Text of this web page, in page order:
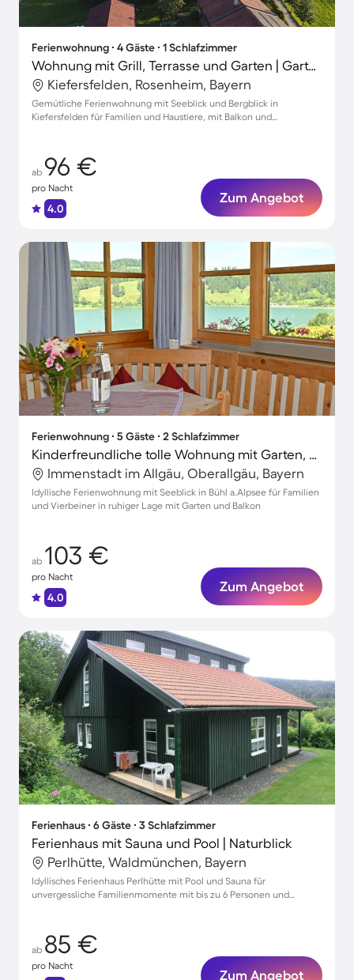
Ferienwohnung ∙ 4 Gäste ∙ 1 Schlafzimmer
Wohnung mit Grill, Terrasse und Garten | Gartenblick
Kiefersfelden, Rosenheim, Bayern
Gemütliche Ferienwohnung mit Seeblick und Bergblick in
Kiefersfelden für Familien und Haustiere, mit Balkon und
ab 96 €
pro Nacht
4.0
Zum Angebot
Ferienwohnung ∙ 5 Gäste ∙ 2 Schlafzimmer
Kinderfreundliche tolle Wohnung mit Garten, Terrasse und Grill | Seeblick | Hunde erlaubt
Immenstadt im Allgäu, Oberallgäu, Bayern
Idyllische Ferienwohnung mit Seeblick in Bühl a.Alpsee für Familien
und Vierbeiner in ruhiger Lage mit Garten und Balkon
ab 103 €
pro Nacht
4.0
Zum Angebot
Ferienhaus ∙ 6 Gäste ∙ 3 Schlafzimmer
Ferienhaus mit Sauna und Pool | Naturblick
Perlhütte, Waldmünchen, Bayern
Idyllisches Ferienhaus Perlhütte mit Pool und Sauna für
unvergessliche Familienmomente mit bis zu 6 Personen und
ab 85 €
pro Nacht
Zum Angebot